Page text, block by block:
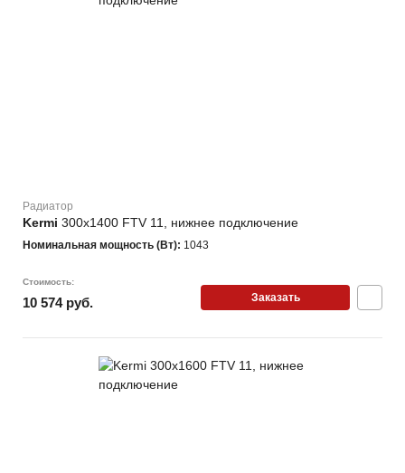
Радиатор
Kermi 300х1400 FTV 11, нижнее подключение
Номинальная мощность (Вт): 1043
Стоимость:
10 574 руб. Заказать